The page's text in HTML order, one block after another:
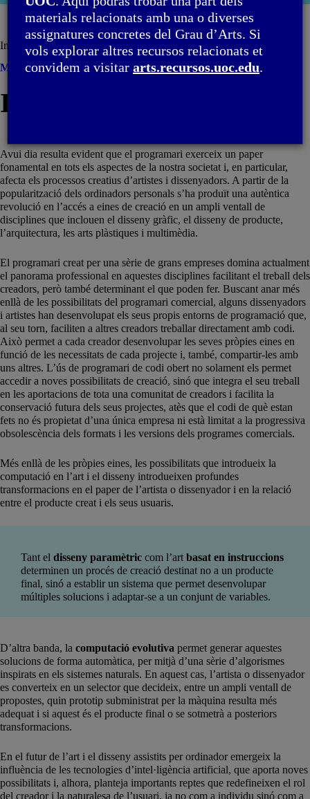
Introducció
Menú
Introducció
Avui dia resulta evident que el programari exerceix un paper
fonamental en tots els aspectes de la nostra societat i, en particular,
afecta els processos creatius d’artistes i dissenyadors. A partir de la
popularització dels ordinadors personals s’ha produït una autèntica
revolució en l’accés a eines de creació en un ampli ventall de
disciplines que inclouen el disseny gràfic, el disseny de producte,
l’arquitectura, les arts plàstiques i multimèdia.
El programari creat per una sèrie de grans empreses domina actualment
el panorama professional en aquestes disciplines facilitant el treball dels
creadors, però també determinant el que poden fer. Buscant anar més
enllà de les possibilitats del programari comercial, alguns dissenyadors
i artistes han desenvolupat els seus propis entorns de programació que,
al seu torn, faciliten a altres creadors treballar directament amb codi.
Això permet a cada creador desenvolupar les seves pròpies eines en
funció de les necessitats de cada projecte i, també, compartir-les amb
uns altres. L’ús de programari de codi obert no solament els permet
accedir a noves possibilitats de creació, sinó que integra el seu treball
en les aportacions de tota una comunitat de creadors i facilita la
conservació futura dels seus projectes, atès que el codi de què estan
fets no és propietat d’una única empresa ni està limitat a la progressiva
obsolescència dels formats i les versions dels programes comercials.
Més enllà de les pròpies eines, les possibilitats que introdueix la
computació en l’art i el disseny introdueixen profundes
transformacions en el paper de l’artista o dissenyador i en la relació
entre el producte creat i els seus usuaris.
Tant el disseny paramètric com l’art basat en instruccions
determinen un procés de creació destinat no a un producte
final, sinó a establir un sistema que permet desenvolupar
múltiples solucions i adaptar-se a un conjunt de variables.
D’altra banda, la computació evolutiva permet generar aquestes
solucions de forma automàtica, per mitjà d’una sèrie d’algorismes
inspirats en els sistemes naturals. En aquest cas, l’artista o dissenyador
es converteix en un selector que decideix, entre un ampli ventall de
propostes, quin prototip subministrat per la màquina resulta més
adequat i si aquest és el producte final o se sotmetrà a posteriors
transformacions.
En el futur de l’art i el disseny assistits per ordinador emergeix la
influència de les tecnologies d’intel·ligència artificial, que aporta noves
possibilitats i, alhora, planteja importants reptes que redefineixen el rol
del creador i la naturalesa de l’usuari, ja no com a individu sinó com a
materials relacionats amb una o diverses
assignatures concretes del Grau d’Arts. Si
vols explorar altres recursos relacionats et
convidem a visitar arts.recursos.uoc.edu.